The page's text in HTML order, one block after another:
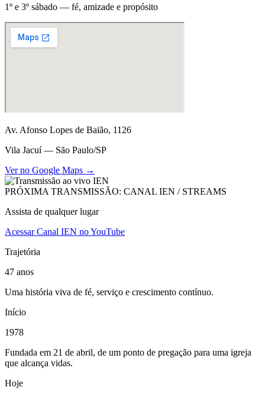
1º e 3º sábado — fé, amizade e propósito
Av. Afonso Lopes de Baião, 1126
Vila Jacuí — São Paulo/SP
Ver no Google Maps →
PRÓXIMA TRANSMISSÃO: CANAL IEN / STREAMS
Assista de qualquer lugar
Acessar Canal IEN no YouTube
Trajetória
47 anos
Uma história viva de fé, serviço e crescimento contínuo.
Início
1978
Fundada em 21 de abril, de um ponto de pregação para uma igreja
que alcança vidas.
Hoje